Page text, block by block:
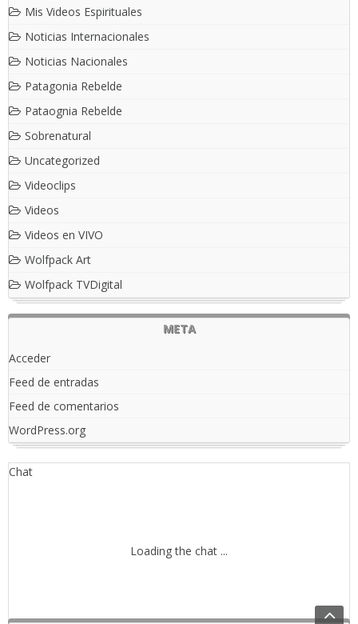
Mis Videos Espirituales
Noticias Internacionales
Noticias Nacionales
Patagonia Rebelde
Pataognia Rebelde
Sobrenatural
Uncategorized
Videoclips
Videos
Videos en VIVO
Wolfpack Art
Wolfpack TVDigital
META
Acceder
Feed de entradas
Feed de comentarios
WordPress.org
Chat
Loading the chat ...